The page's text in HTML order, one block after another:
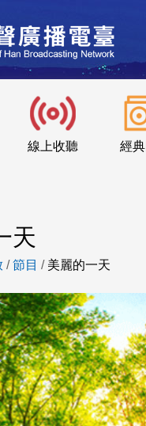
線上收聽 經
天
/節目 / 美麗的一天